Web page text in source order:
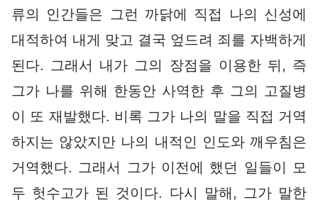
류의 인간들은 그런 까닭에 직접 나의 신성에
대적하여 내게 맞고 결국 엎드려 죄를 자백하게
된다. 그래서 내가 그의 장점을 이용한 뒤, 즉
그가 나를 위해 한동안 사역한 후 그의 고질병
이 또 재발했다. 비록 그가 나의 말을 직접 거역
하지는 않았지만 나의 내적인 인도와 깨우침은
거역했다. 그래서 그가 이전에 했던 일들이 모
두 헛수고가 된 것이다. 다시 말해, 그가 말한